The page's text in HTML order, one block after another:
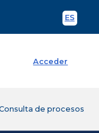
ES
Acceder
de procesos